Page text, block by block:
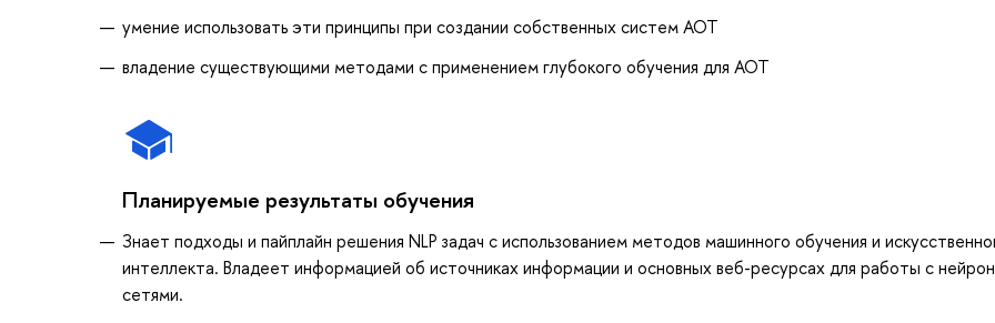
умение использовать эти принципы при создании собственных систем АОТ
владение существующими методами с применением глубокого обучения для АОТ
Планируемые результаты обучения
Знает подходы и пайплайн решения NLP задач с использованием методов машинного обучения и
интеллекта. Владеет информацией об источниках информации и основных веб-ресурсах для работы с
сетями.